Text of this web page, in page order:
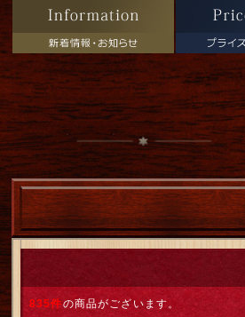
835件の商品がございます。